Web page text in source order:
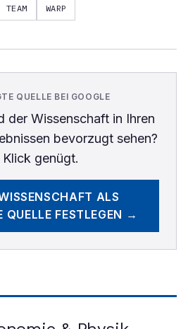
TEAM WARP
QUELLE BEI GOOGLE
der Wissenschaftin Ihren
bevorzugt sehen?
Klick genügt.
ALS
QUELLE FESTLEGEN →